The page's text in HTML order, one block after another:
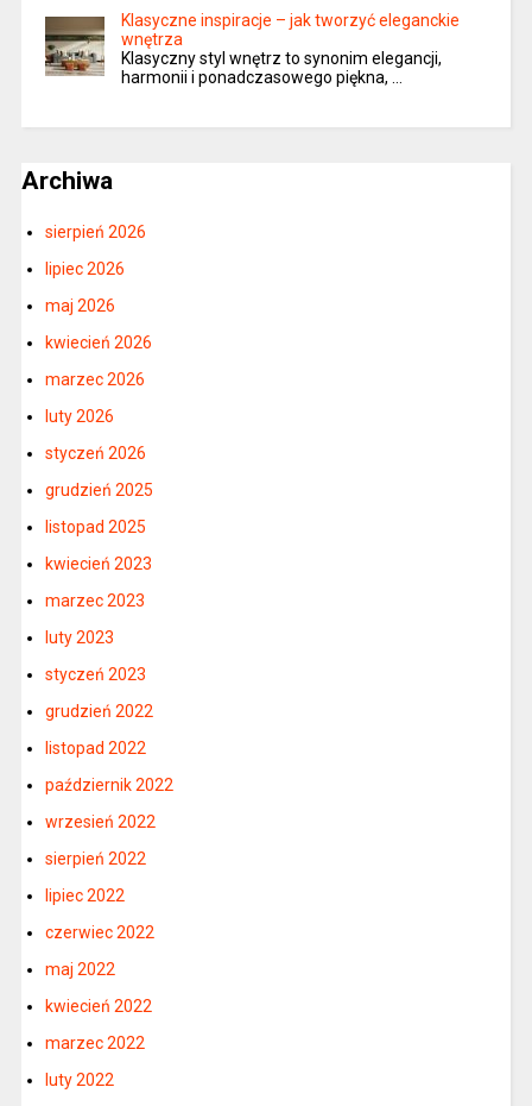
Klasyczne inspiracje – jak tworzyć eleganckie
wnętrza
Klasyczny styl wnętrz to synonim elegancji,
harmonii i ponadczasowego piękna, …
Archiwa
sierpień 2026
lipiec 2026
maj 2026
kwiecień 2026
marzec 2026
luty 2026
styczeń 2026
grudzień 2025
listopad 2025
kwiecień 2023
marzec 2023
luty 2023
styczeń 2023
grudzień 2022
listopad 2022
październik 2022
wrzesień 2022
sierpień 2022
lipiec 2022
czerwiec 2022
maj 2022
kwiecień 2022
marzec 2022
luty 2022